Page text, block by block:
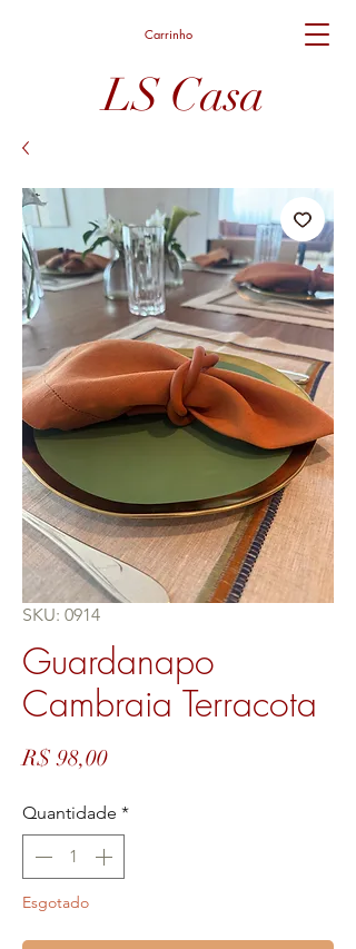
Carrinho
LS Casa
SKU: 0914
Guardanapo
Cambraia Terracota
R$ 98,00Preço
Quantidade *
Esgotado